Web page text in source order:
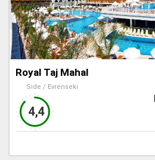
Royal Taj Mahal
Side / Evrenseki
4,4